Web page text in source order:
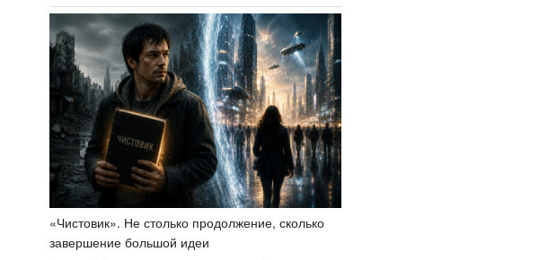
книгу
«Шпаргалки
для
боссов.
Жесткие
и
честные
уроки
управления,
которые
лучше
выучить
на
«Чистовик». Не столько продолжение, сколько
завершение большой идеи